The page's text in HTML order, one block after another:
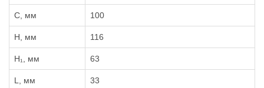
C, мм 100
H, мм 116
H₁, мм 63
L, мм 33